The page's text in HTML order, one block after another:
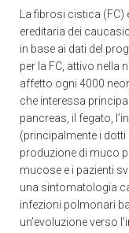
La fibrosi cistica
ereditaria dei
in base ai dati del
per la FC, attivo nella
affetto ogni 4000
che interessa
pancreas, il fegato,
(principalmente i dotti
produzione di muco
mucose e i pazienti
una sintomatologia
infezioni polmonari
un’evoluzione verso